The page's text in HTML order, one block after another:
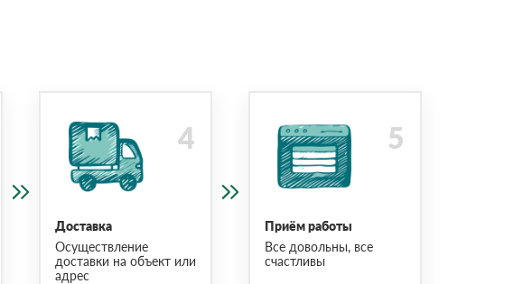
Доставка
Осуществление
доставки на объект или
адрес
Приём работы
Все довольны, все
счастливы